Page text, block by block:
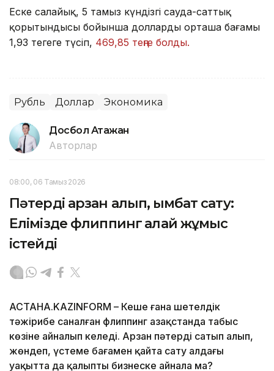
Еске салайық, 5 тамыз күндізгі сауда-саттық
қорытындысы бойынша доллардың орташа бағамы
1,93 теңгеге түсіп, 469,85 теңге болды.
Рубль Доллар Экономика
Досбол Атажан
Авторлар
08:00, 06 Тамыз 2026
Пәтерді арзан алып, қымбат сату:
Елімізде флиппинг қалай жұмыс
істейді
АСТАНА.KAZINFORM – Кеше ғана шетелдік
тәжірибе саналған флиппинг Қазақстанда табыс
көзіне айналып келеді. Арзан пәтерді сатып алып,
жөндеп, үстеме бағамен қайта сату алдағы
уақытта да қалыпты бизнеске айнала ма?